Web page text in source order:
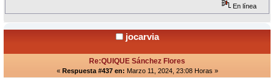
En línea
jocarvia
Re:QUIQUE Sánchez Flores
« Respuesta #437 en: Marzo 11, 2024, 23:08 Horas »